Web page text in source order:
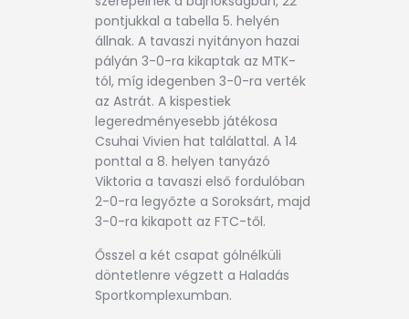
pontjukkal a tabella 5. helyén
állnak. A tavaszi nyitányon hazai
pályán 3-0-ra kikaptak az MTK-
tól, míg idegenben 3-0-ra verték
az Astrát. A kispestiek
legeredményesebb játékosa
Csuhai Vivien hat találattal. A 14
ponttal a 8. helyen tanyázó
Viktoria a tavaszi első fordulóban
2-0-ra legyőzte a Soroksárt, majd
3-0-ra kikapott az FTC-től.
Ősszel a két csapat gólnélküli
döntetlenre végzett a Haladás
Sportkomplexumban.